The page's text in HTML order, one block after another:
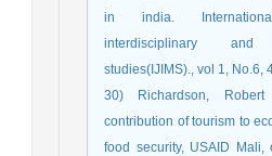
in india.
interdisciplinary and
studies(IJIMS)., vol 1, No.6,
30) Richardson,
contribution of tourism to
food security, USAID Mali,